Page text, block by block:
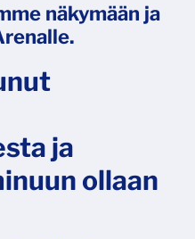
näkymään ja
ja
ollaan